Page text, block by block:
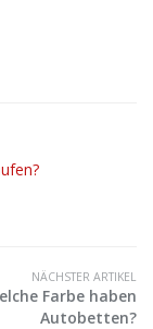
NÄCHSTER ARTIKEL
Farbe haben
Autobetten?